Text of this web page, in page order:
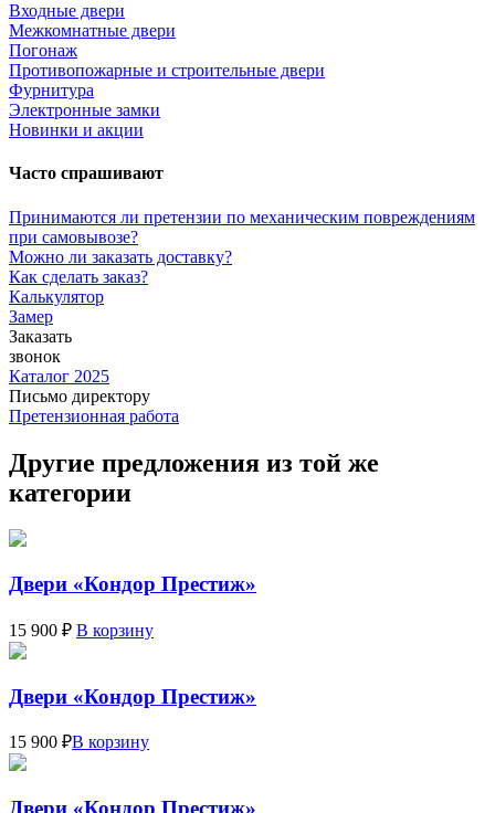
Входные двери
Межкомнатные двери
Погонаж
Противопожарные и строительные двери
Фурнитура
Электронные замки
Новинки и акции
Часто спрашивают
Принимаются ли претензии по механическим повреждениям
при самовывозе?
Можно ли заказать доставку?
Как сделать заказ?
Калькулятор
Замер
Заказать
звонок
Каталог 2025
Письмо директору
Претензионная работа
Другие предложения из той же
категории
Двери «Кондор Престиж»
15 900 ₽ В корзину
Двери «Кондор Престиж»
15 900 ₽В корзину
Двери «Кондор Престиж»